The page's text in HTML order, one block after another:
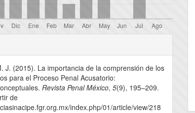
J. (2015). La importancia de la comprensión de los
para el Proceso Penal Acusatorio:
Revista Penal México,5(9), 195–209.
de
index.php/01/article/view/218